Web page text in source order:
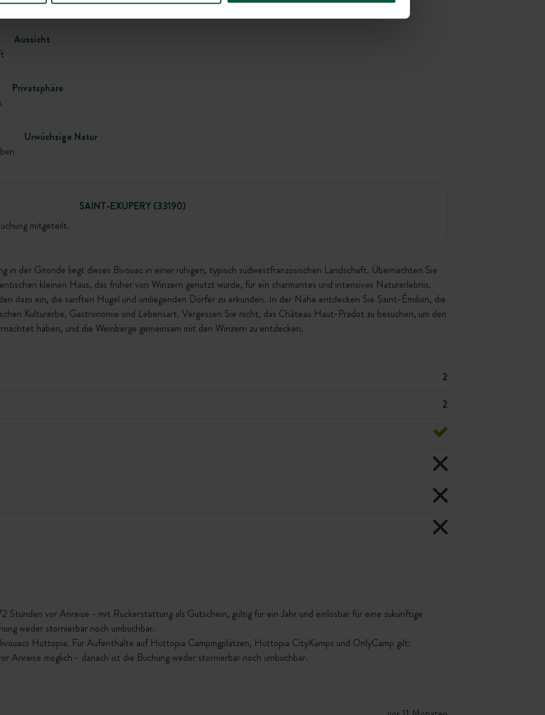
Aussicht
Privatsphäre
Urwüchsige Natur
SAINT-EXUPERY (33190)
mitgeteilt.
in der Gironde liegt dieses Bivouac in einer ruhigen, typisch südwestfranzösischen Landschaft. Übernachten Sie
kleinen Haus, das früher von Winzern genutzt wurde, für ein charmantes und intensives Naturerlebnis.
dazu ein, die sanften Hügel und umliegenden Dörfer zu erkunden. In der Nähe entdecken Sie Saint-Émilion, die
Kulturerbe, Gastronomie und Lebensart. Vergessen Sie nicht, das Château Haut-Pradot zu besuchen, um den
haben, und die Weinberge gemeinsam mit den Winzern zu entdecken.
2
2
Stunden vor Anreise - mit Rückerstattung als Gutschein, gültig für ein Jahr und einlösbar für eine zukünftige
weder stornierbar noch umbuchbar.
Huttopia. Für Aufenthalte auf Huttopia Campingplätzen, Huttopia CityKamps und OnlyCamp gilt:
Anreise möglich - danach ist die Buchung weder stornierbar noch umbuchbar.